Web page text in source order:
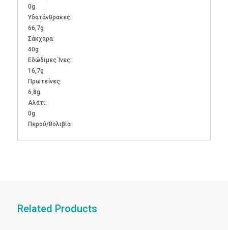
0g
Υδατάνθρακες:
66,7g
Σάκχαρα:
40g
Εδώδιμες Ίνες:
16,7g
Πρωτεΐνες:
6,8g
Αλάτι:
0g
Περού/Βολιβία
Related Products